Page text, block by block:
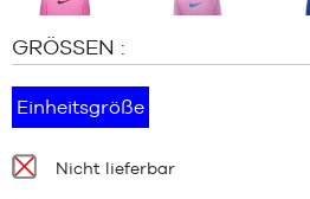
GRÖSSEN :
Einheitsgröße
Verfügbarkeit:
Nicht lieferbar